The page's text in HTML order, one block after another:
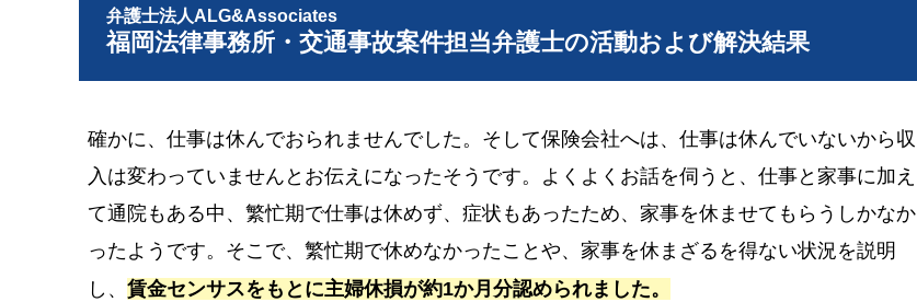
弁護士法人ALG&Associates
福岡法律事務所・交通事故案件担当弁護士の活動および解決結果
確かに、仕事は休んでおられませんでした。そして保険会社へは、仕事は休んでいないから収
入は変わっていませんとお伝えになったそうです。よくよくお話を伺うと、仕事と家事に加え
て通院もある中、繁忙期で仕事は休めず、症状もあったため、家事を休ませてもらうしかなか
ったようです。そこで、繁忙期で休めなかったことや、家事を休まざるを得ない状況を説明
し、 賃金センサスをもとに主婦休損が約1か月分認められました。